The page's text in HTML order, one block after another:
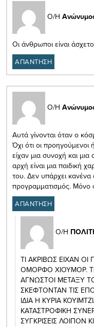
Ο/Η
Οι άνθρωποι είναι
ΑΠΑΝΤΗΣΗ
Ο/Η
Αυτά γίνονται όταν ο
Όχι ότι οι
είχαν μια συνοχή και
αρχή είναι μια παιδική
του. Δεν υπάρχει
προγραμματισμός.
ΑΠΑΝΤΗΣΗ
Ο/Η
ΤΙ ΑΚΡΙΒΩΣ ΕΙΧΑΝ
ΟΜΟΡΦΟ ΧΙΟΥΜΟΡ.
ΑΓΝΩΣΤΟΙ ΜΕΤΑΞΥ
ΣΚΕΦΤΟΝΤΑΝ ΤΙΣ
ΙΔΙΑ Η ΚΥΡΙΑ
ΚΑΤΑΣΤΡΟΦΙΚΗ
ΣΥΓΚΡΙΣΕΙΣ ΛΟΙΠΟΝ